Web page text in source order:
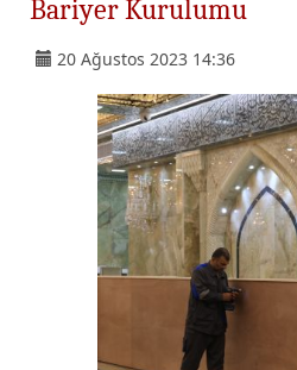
Bariyer Kurulumu
20 Ağustos 2023 14:36